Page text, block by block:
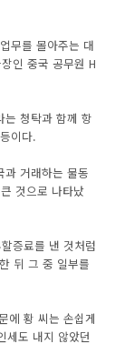
무를 몰아주는 대
인 중국 공무원 H
는 청탁과 함께 항
이다.
과 거래하는 물동
것으로 나타났
증료를 낸 것처럼
뒤 그 중 일부를
에 황 씨는 손쉽게
세도 내지 않았던